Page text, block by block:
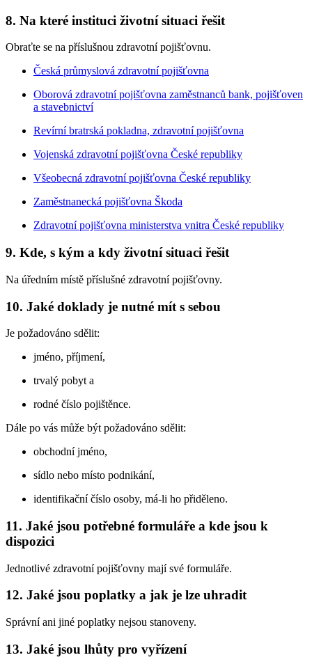
8. Na které instituci životní situaci řešit
Obraťte se na příslušnou zdravotní pojišťovnu.
Česká průmyslová zdravotní pojišťovna
Oborová zdravotní pojišťovna zaměstnanců bank, pojišťoven
a stavebnictví
Revírní bratrská pokladna, zdravotní pojišťovna
Vojenská zdravotní pojišťovna České republiky
Všeobecná zdravotní pojišťovna České republiky
Zaměstnanecká pojišťovna Škoda
Zdravotní pojišťovna ministerstva vnitra České republiky
9. Kde, s kým a kdy životní situaci řešit
Na úředním místě příslušné zdravotní pojišťovny.
10. Jaké doklady je nutné mít s sebou
Je požadováno sdělit:
jméno, příjmení,
trvalý pobyt a
rodné číslo pojištěnce.
Dále po vás může být požadováno sdělit:
obchodní jméno,
sídlo nebo místo podnikání,
identifikační číslo osoby, má-li ho přiděleno.
11. Jaké jsou potřebné formuláře a kde jsou k
dispozici
Jednotlivé zdravotní pojišťovny mají své formuláře.
12. Jaké jsou poplatky a jak je lze uhradit
Správní ani jiné poplatky nejsou stanoveny.
13. Jaké jsou lhůty pro vyřízení